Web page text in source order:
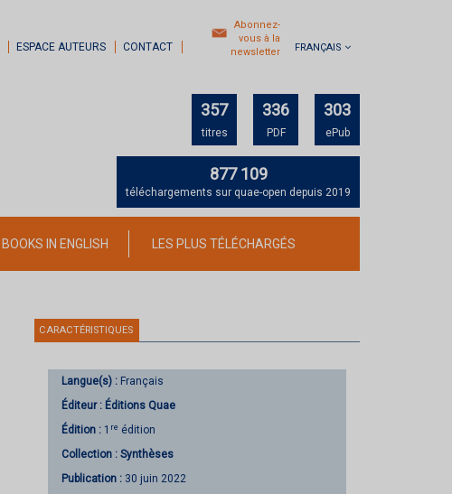
ESPACE AUTEURS CONTACT
Abonnez-
vous à la
newsletter
FRANÇAIS
357
titres
336
PDF
303
ePub
877 109
téléchargements sur quae-open depuis 2019
BOOKS IN ENGLISH LES PLUS TÉLÉCHARGÉS
CARACTÉRISTIQUES
Langue(s) : Français
Éditeur : Éditions Quae
Édition : 1 re édition
Collection : Synthèses
Publication : 30 juin 2022